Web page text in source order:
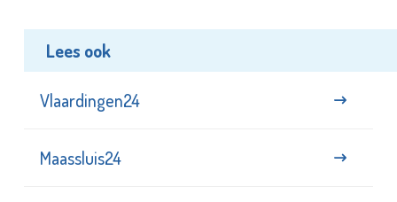
Lees ook
Vlaardingen24
Maassluis24